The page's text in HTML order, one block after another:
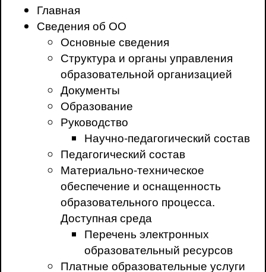
Главная
Сведения об ОО
Основные сведения
Структура и органы управления
образовательной организацией
Документы
Образование
Руководство
Научно-педагогический состав
Педагогический состав
Материально-техническое
обеспечение и оснащенность
образовательного процесса.
Доступная среда
Перечень электронных
образовательный ресурсов
Платные образовательные услуги